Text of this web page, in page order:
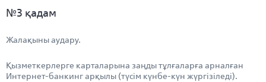
№3 қадам
Жалақыны аудару.
Қызметкерлерге карталарына заңды тұлғаларға арналған
Интернет-банкинг арқылы (түсім күнбе-күн жүргізіледі).